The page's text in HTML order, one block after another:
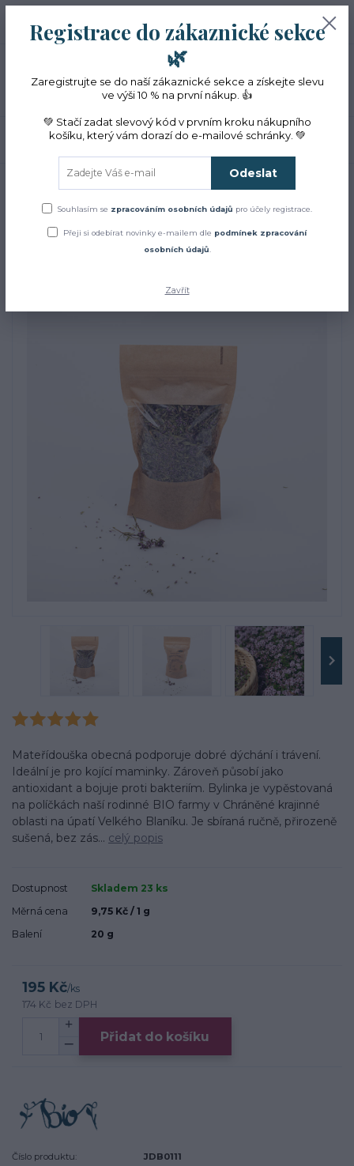
Menu
CZK
Hledat
(Po-Pá, 10-16 hod.)
0ks
0 Kč
Bylinky BIO mateřídouška obecná sušená kvetoucí nať
BIO mateřídouška obecná
sušená kvetoucí nať
Mateřídouška obecná podporuje dobré dýchání i trávení.
Ideální je pro kojící maminky. Zároveň působí jako
antioxidant a bojuje proti bakteriím. Bylinka je vypěstovaná
na políčkách naší rodinné BIO farmy v Chráněné krajinné
oblasti na úpatí Velkého Blaníku. Je sbíraná ručně, přirozeně
sušená, bez zás... celý popis
Dostupnost
Skladem 23 ks
Měrná cena
9,75 Kč / 1 g
Balení
20 g
195 Kč/ks
174 Kč bez DPH
Přidat do košíku
Číslo produktu:
JDB0111
Registrace do zákaznické sekce
🌿
Zaregistrujte se do naší zákaznické sekce a získejte slevu
ve výši 10 % na první nákup. 👍
💚 Stačí zadat slevový kód v prvním kroku nákupního
košíku, který vám dorazí do e-mailové schránky. 💚
Odeslat
Souhlasím se zpracováním osobních údajů pro účely registrace.
Přeji si odebírat novinky e-mailem dle podmínek zpracování
osobních údajů
Zavřít